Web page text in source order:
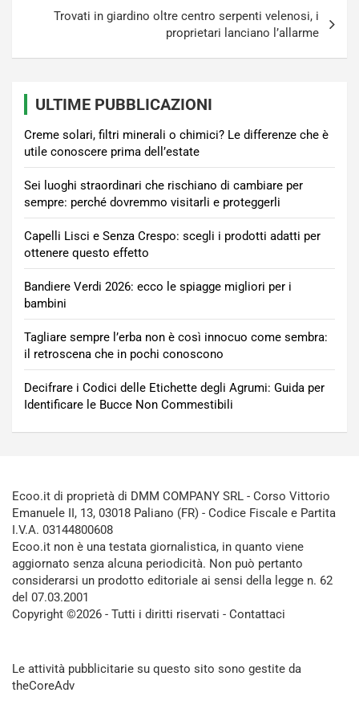
Trovati in giardino oltre centro serpenti velenosi, i
proprietari lanciano l’allarme
ULTIME PUBBLICAZIONI
Creme solari, filtri minerali o chimici? Le differenze che è
utile conoscere prima dell’estate
Sei luoghi straordinari che rischiano di cambiare per
sempre: perché dovremmo visitarli e proteggerli
Capelli Lisci e Senza Crespo: scegli i prodotti adatti per
ottenere questo effetto
Bandiere Verdi 2026: ecco le spiagge migliori per i
bambini
Tagliare sempre l’erba non è così innocuo come sembra:
il retroscena che in pochi conoscono
Decifrare i Codici delle Etichette degli Agrumi: Guida per
Identificare le Bucce Non Commestibili
Ecoo.it di proprietà di DMM COMPANY SRL - Corso Vittorio
Emanuele II, 13, 03018 Paliano (FR) - Codice Fiscale e Partita
I.V.A. 03144800608
Ecoo.it non è una testata giornalistica, in quanto viene
aggiornato senza alcuna periodicità. Non può pertanto
considerarsi un prodotto editoriale ai sensi della legge n. 62
del 07.03.2001
Copyright ©2026 - Tutti i diritti riservati - Contattaci
Le attività pubblicitarie su questo sito sono gestite da
theCoreAdv